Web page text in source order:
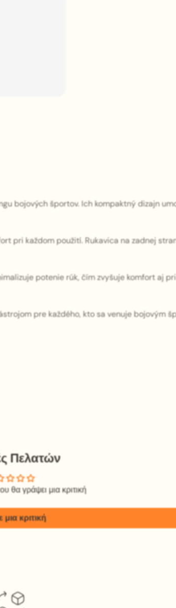
bojových športov. Ich kompaktný dizajn
pri každom použití. Rukavica na zadnej
potenie rúk, čím zvyšuje komfort aj
pre každého, kto sa venuje bojovým
Πελατών
θα γράψει μια κριτική
κριτική